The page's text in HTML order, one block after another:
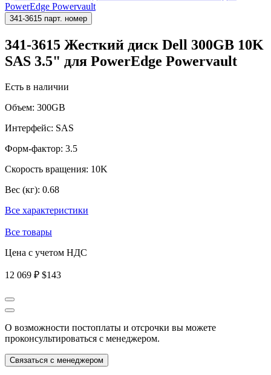
341-3615 парт. номер
341-3615 Жесткий диск Dell 300GB 10K
SAS 3.5" для PowerEdge Powervault
Есть в наличии
Объем: 300GB
Интерфейс: SAS
Форм-фактор: 3.5
Скорость вращения: 10K
Вес (кг): 0.68
Все характеристики
Все товары
Цена с учетом НДС
12 069 ₽ $143
О возможности постоплаты и отсрочки вы можете
проконсультироваться с менеджером.
Связаться с менеджером